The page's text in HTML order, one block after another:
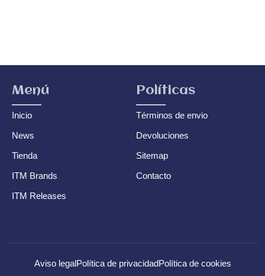
Menú
Inicio
News
Tienda
ITM Brands
ITM Releases
Políticas
Términos de envio
Devoluciones
Sitemap
Contacto
Aviso legal Política de privacidad Política de cookies